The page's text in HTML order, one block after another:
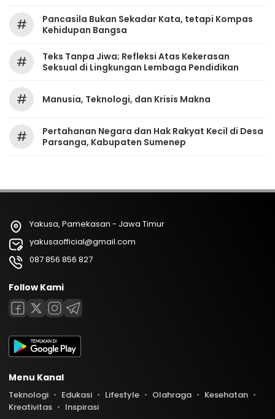
#
Pancasila Bukan Sekadar Kata, tetapi Kompas
Kehidupan Bangsa
#
Teks Tanpa Jiwa; Refleksi Atas Kekerasan
Seksual di Lingkungan Lembaga Pendidikan
# Manusia, Teknologi, dan Krisis Makna
#
Pertahanan Negara dan Hak Rakyat Kecil di Desa
Parsanga, Kabupaten Sumenep
Yakusa, Pamekasan - Jawa Timur
yakusaofficial@gmail.com
087 856 856 827
Follow Kami
Menu Kanal
Teknologi Edukasi Lifestyle Olahraga
Kesehatan
Kreativitas
Inspirasi